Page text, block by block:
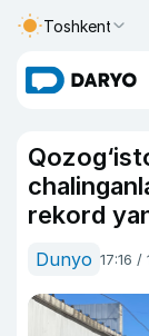
Toshkent
rekord
Dunyo 17:16 /